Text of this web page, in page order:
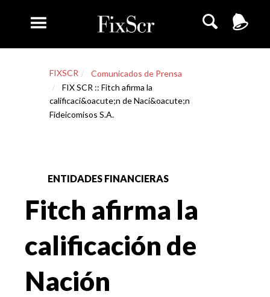
FIXSCR
Comunicados de Prensa
FIX SCR :: Fitch afirma la
calificaci&oacute;n de Naci&oacute;n
Fideicomisos S.A.
ENTIDADES FINANCIERAS
Fitch afirma la
calificación de
Nación